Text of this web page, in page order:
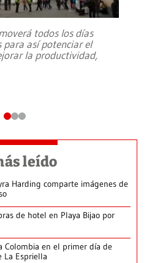
todos los días
para así potenciar el
la productividad,
leído
Harding comparte imágenes de
de hotel en Playa Bijao por
Colombia en el primer día de
La Espriella